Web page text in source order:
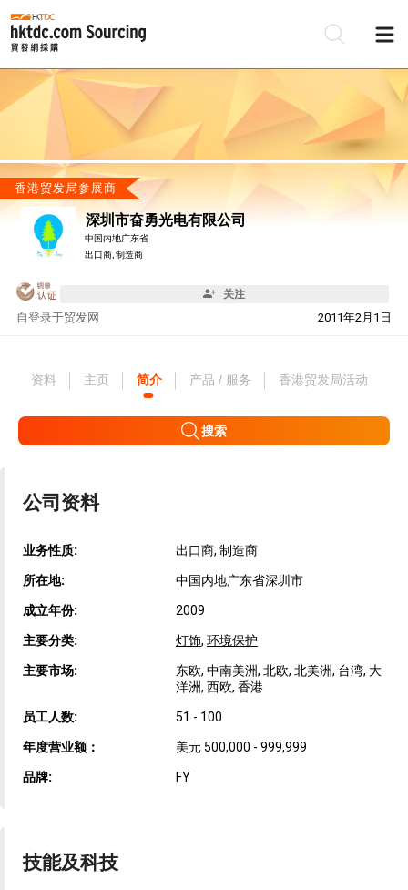
香港贸发局参展商
深圳市奋勇光电有限公司
中国内地广东省
出口商, 制造商
关注
自 2011年2月1日
登录于贸发网
资料 主页 简介 产品 / 服务 香港贸发局活动
搜索
公司资料
业务性质: 出口商, 制造商
所在地: 中国内地广东省深圳市
成立年份: 2009
主要分类: 灯饰, 环境保护
主要市场:
东欧, 中南美洲, 北欧, 北美洲, 台湾, 大
洋洲, 西欧, 香港
员工人数: 51 - 100
年度营业额： 美元 500,000 - 999,999
品牌: FY
技能及科技